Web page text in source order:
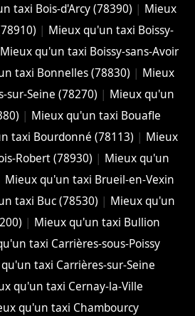
taxi Bois-d'Arcy (78390) | Mieux
| Mieux qu'un taxi Boissy-
Mieux qu'un taxi Boissy-sans-Avoir
taxi Bonnelles (78830) | Mieux
Seine (78270) | Mieux qu'un
| Mieux qu'un taxi Bouafle
taxi Bourdonné (78113) | Mieux
Robert (78930) | Mieux qu'un
Mieux qu'un taxi Brueil-en-Vexin
taxi Buc (78530) | Mieux qu'un
| Mieux qu'un taxi Bullion
taxi Carrières-sous-Poissy
taxi Carrières-sur-Seine
qu'un taxi Cernay-la-Ville
qu'un taxi Chambourcy